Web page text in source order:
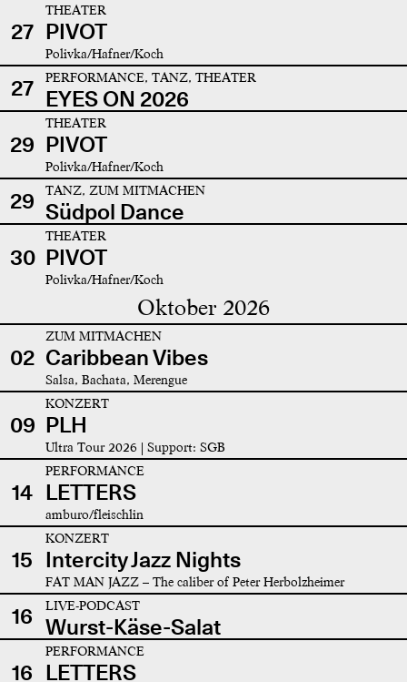
27
THEATER
PIVOT
Polivka/Hafner/Koch
27 PERFORMANCE, TANZ, THEATER
EYES ON 2026
29
THEATER
PIVOT
Polivka/Hafner/Koch
29 TANZ, ZUM MITMACHEN
Südpol Dance
30
THEATER
PIVOT
Polivka/Hafner/Koch
Oktober 2026
02
ZUM MITMACHEN
Caribbean Vibes
Salsa, Bachata, Merengue
09
KONZERT
PLH
Ultra Tour 2026 | Support: SGB
14
PERFORMANCE
LETTERS
amburo/fleischlin
15
KONZERT
Intercity Jazz Nights
FAT MAN JAZZ – The caliber of Peter Herbolzheimer
16 LIVE-PODCAST
Wurst-Käse-Salat
16
PERFORMANCE
LETTERS